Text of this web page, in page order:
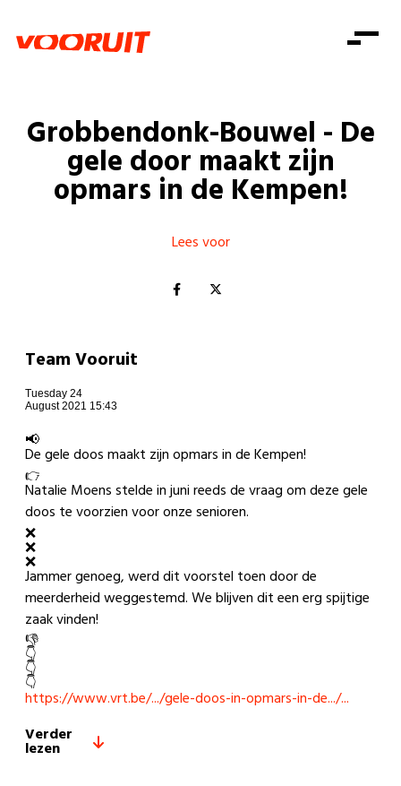
Zorg
Gelijke kansen
Consumentenbescherming
Pensioenen
Onze mensen
Standpunten
Doe mee
Doe mee
Word lid
Mis niets
Shop
Doe mee
Grobbendonk-Bouwel - De
gele door maakt zijn
opmars in de Kempen!
Lees voor
Team Vooruit
Tuesday 24
August 2021 15:43
De gele doos maakt zijn opmars in de Kempen!
Natalie Moens stelde in juni reeds de vraag om deze gele
doos te voorzien voor onze senioren.
Jammer genoeg, werd dit voorstel toen door de
meerderheid weggestemd. We blijven dit een erg spijtige
zaak vinden!
https://www.vrt.be/.../gele-doos-in-opmars-in-de.../...
Verder
lezen